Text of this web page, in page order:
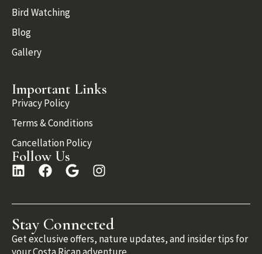
Bird Watching
Blog
Gallery
Important Links
Privacy Policy
Terms & Conditions
Cancellation Policy
Follow Us
Stay Connected
Get exclusive offers, nature updates, and insider tips for